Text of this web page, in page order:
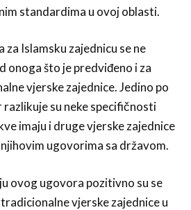
standardima u ovoj oblasti.
Islamsku zajednicu se ne
onoga što je predviđeno i za
vjerske zajednice. Jedino po
su neke specifičnosti
imaju i druge vjerske zajednice
ugovorima sa državom.
ovog ugovora pozitivno su se
vjerske zajednice u